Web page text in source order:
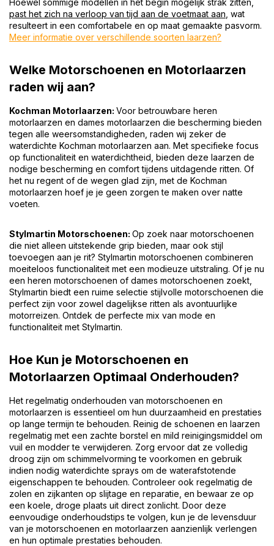
Hoewel sommige modellen in het begin mogelijk strak zitten,
past het zich na verloop van tijd aan de voetmaat aan , wat
resulteert in een comfortabele en op maat gemaakte pasvorm.
Meer informatie over verschillende soorten laarzen?
Welke Motorschoenen en Motorlaarzen
raden wij aan?
Kochman Motorlaarzen: Voor betrouwbare heren
motorlaarzen en dames motorlaarzen die bescherming bieden
tegen alle weersomstandigheden, raden wij zeker de
waterdichte Kochman motorlaarzen aan. Met specifieke focus
op functionaliteit en waterdichtheid, bieden deze laarzen de
nodige bescherming en comfort tijdens uitdagende ritten. Of
het nu regent of de wegen glad zijn, met de Kochman
motorlaarzen hoef je je geen zorgen te maken over natte
voeten.
Stylmartin Motorschoenen: Op zoek naar motorschoenen
die niet alleen uitstekende grip bieden, maar ook stijl
toevoegen aan je rit? Stylmartin motorschoenen combineren
moeiteloos functionaliteit met een modieuze uitstraling. Of je nu
een heren motorschoenen of dames motorschoenen zoekt,
Stylmartin biedt een ruime selectie stijlvolle motorschoenen die
perfect zijn voor zowel dagelijkse ritten als avontuurlijke
motorreizen. Ontdek de perfecte mix van mode en
functionaliteit met Stylmartin.
Hoe Kun je Motorschoenen en
Motorlaarzen Optimaal Onderhouden?
Het regelmatig onderhouden van motorschoenen en
motorlaarzen is essentieel om hun duurzaamheid en prestaties
op lange termijn te behouden. Reinig de schoenen en laarzen
regelmatig met een zachte borstel en mild reinigingsmiddel om
vuil en modder te verwijderen. Zorg ervoor dat ze volledig
droog zijn om schimmelvorming te voorkomen en gebruik
indien nodig waterdichte sprays om de waterafstotende
eigenschappen te behouden. Controleer ook regelmatig de
zolen en zijkanten op slijtage en reparatie, en bewaar ze op
een koele, droge plaats uit direct zonlicht. Door deze
eenvoudige onderhoudstips te volgen, kun je de levensduur
van je motorschoenen en motorlaarzen aanzienlijk verlengen
en hun optimale prestaties behouden.